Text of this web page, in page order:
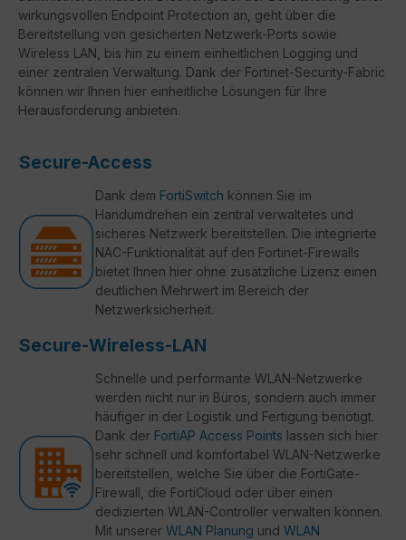
wirkungsvollen Endpoint Protection an, geht über die
Bereitstellung von gesicherten Netzwerk-Ports sowie
Wireless LAN, bis hin zu einem einheitlichen Logging und
einer zentralen Verwaltung. Dank der Fortinet-Security-Fabric
können wir Ihnen hier einheitliche Lösungen für Ihre
Herausforderung anbieten.
Secure-Access
Dank dem FortiSwitch können Sie im
Handumdrehen ein zentral verwaltetes und
sicheres Netzwerk bereitstellen. Die integrierte
NAC-Funktionalität auf den Fortinet-Firewalls
bietet Ihnen hier ohne zusätzliche Lizenz einen
deutlichen Mehrwert im Bereich der
Netzwerksicherheit.
Secure-Wireless-LAN
Schnelle und performante WLAN-Netzwerke
werden nicht nur in Büros, sondern auch immer
häufiger in der Logistik und Fertigung benötigt.
Dank der FortiAP Access Points lassen sich hier
sehr schnell und komfortabel WLAN-Netzwerke
bereitstellen, welche Sie über die FortiGate-
Firewall, die FortiCloud oder über einen
dedizierten WLAN-Controller verwalten können.
Mit unserer WLAN Planung und WLAN